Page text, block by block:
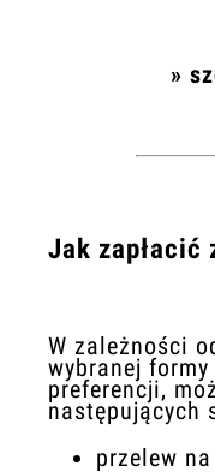
»
Jak zapłacić
W zależności
wybranej
preferencji,
następujących
przelew